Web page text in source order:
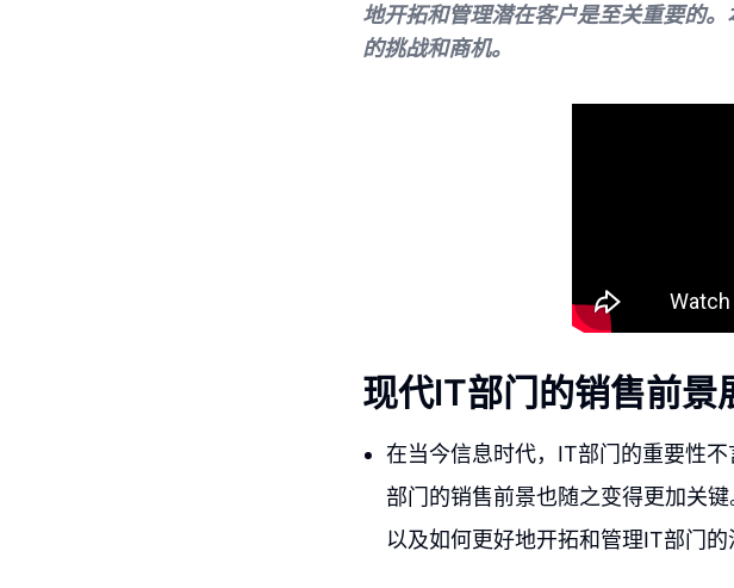
地开拓和管理潜在客户是至关重要的
的挑战和商机。
现代IT部门的销售前景
在当今信息时代，IT部门的重要性
部门的销售前景也随之变得更加关
以及如何更好地开拓和管理IT部门的